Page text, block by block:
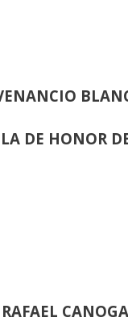
DE HONOR
RAFAEL